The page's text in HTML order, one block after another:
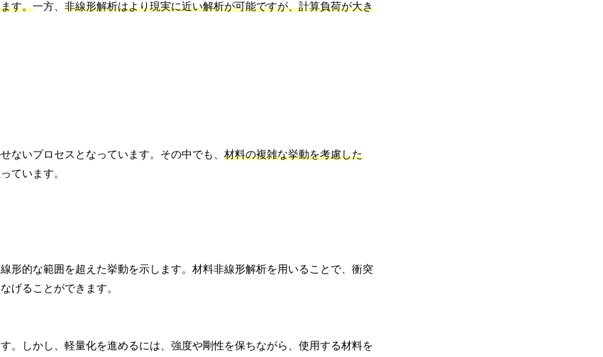
す。一方、 非線形解析はより現実に近い解析が可能ですが、計算負荷が大き
ないプロセスとなっています。その中でも、 材料の複雑な挙動を考慮した
ています。
形的な範囲を超えた挙動を示します。材料非線形解析を用いることで、衝突
げることができます。
。しかし、軽量化を進めるには、強度や剛性を保ちながら、使用する材料を